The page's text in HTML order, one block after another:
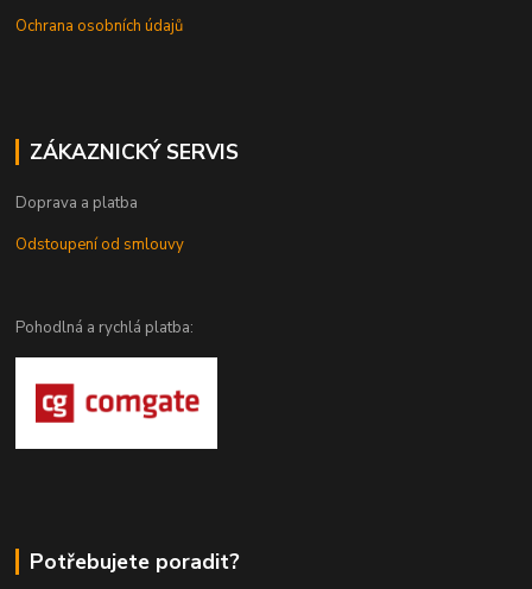
Ochrana osobních údajů
ZÁKAZNICKÝ SERVIS
Doprava a platba
Odstoupení od smlouvy
Pohodlná a rychlá platba:
Potřebujete poradit?